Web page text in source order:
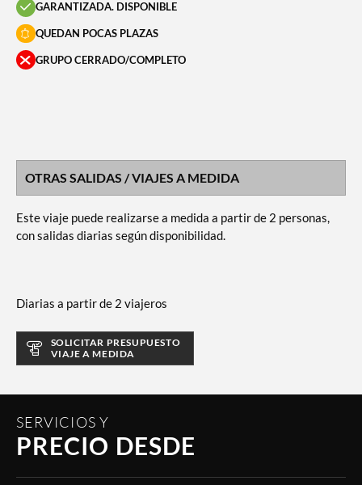
GARANTIZADA. DISPONIBLE
QUEDAN POCAS PLAZAS
GRUPO CERRADO/COMPLETO
OTRAS SALIDAS / VIAJES A MEDIDA
Este viaje puede realizarse a medida a partir de 2 personas,
con salidas diarias según disponibilidad.
Diarias a partir de 2 viajeros
SOLICITAR PRESUPUESTO
VIAJE A MEDIDA
SERVICIOS Y
PRECIO DESDE